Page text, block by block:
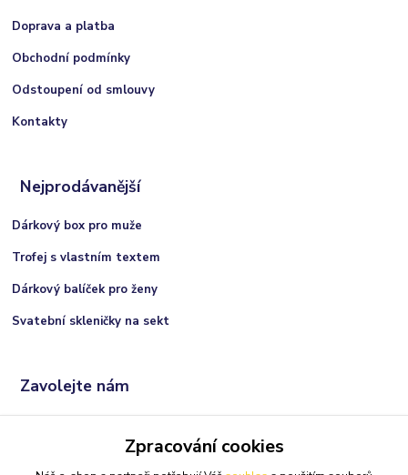
Doprava a platba
Obchodní podmínky
Odstoupení od smlouvy
Kontakty
Nejprodávanější
Dárkový box pro muže
Trofej s vlastním textem
Dárkový balíček pro ženy
Svatební skleničky na sekt
Zavolejte nám
(Po-Ne, 9:00 - 21:00 hod.)Zpracování cookies